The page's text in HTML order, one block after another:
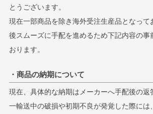
とうございます。
現在一部商品を除き海外受注生産品となって
後スムーズに手配を進めるため下記内容の事
おります。
・商品の納期について
現在、具体的な納期はメーカーへ手配後の返
一輸送中の破損や初期不良が発覚した際には